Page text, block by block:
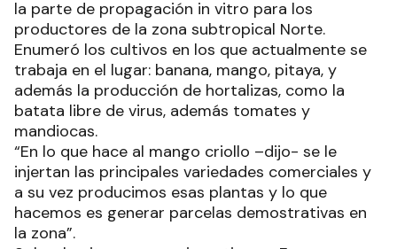
la parte de propagación in vitro para los
productores de la zona subtropical Norte.
Enumeró los cultivos en los que actualmente se
trabaja en el lugar: banana, mango, pitaya, y
además la producción de hortalizas, como la
batata libre de virus, además tomates y
mandiocas.
“En lo que hace al mango criollo –dijo- se le
injertan las principales variedades comerciales y
a su vez producimos esas plantas y lo que
hacemos es generar parcelas demostrativas en
la zona”.